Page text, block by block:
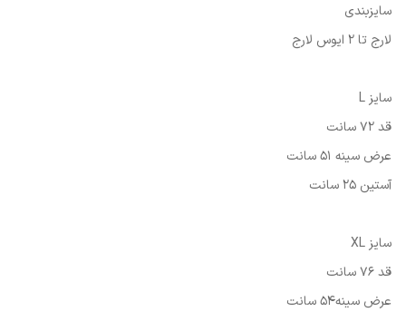
سایزبندی
لارج تا 2 ایوس لارج
سایز L
قد 72 سانت
عرض سینه 51 سانت
آستین 25 سانت
سایز XL
قد 76 سانت
عرض سینه54 سانت